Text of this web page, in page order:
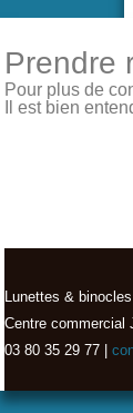
Prendre
Pour plus de
Il est bien
Lunettes & binocles
Centre commercial
03 80 35 29 77 |